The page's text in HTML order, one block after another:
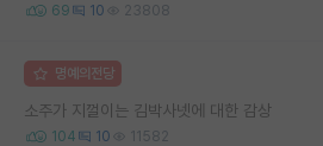
69 10 23808
명예의전당
소주가 지껄이는 김박사넷에 대한 감상
104 10 11582